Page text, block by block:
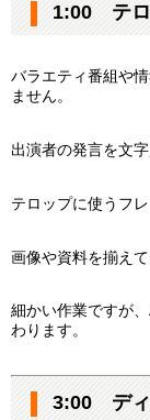
1:00 テロ
バラエティ番組や
ません。
出演者の発言を文
テロップに使うフ
画像や資料を揃え
細かい作業ですが
わります。
3:00 ディ